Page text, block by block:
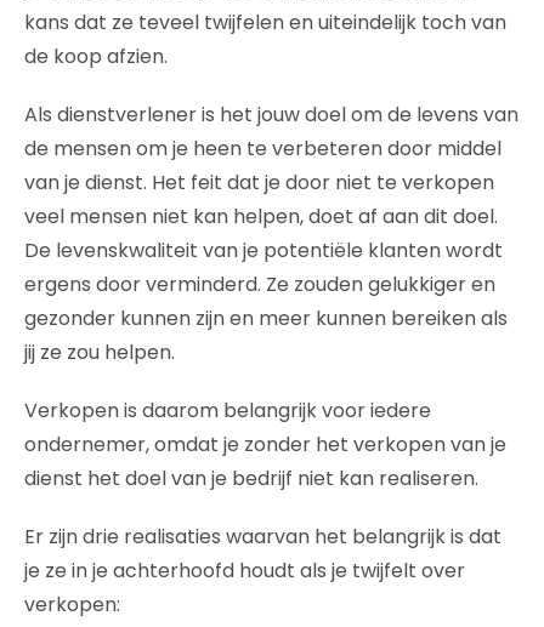
kans dat ze teveel twijfelen en uiteindelijk toch van
de koop afzien.
Als dienstverlener is het jouw doel om de levens van
de mensen om je heen te verbeteren door middel
van je dienst. Het feit dat je door niet te verkopen
veel mensen niet kan helpen, doet af aan dit doel.
De levenskwaliteit van je potentiële klanten wordt
ergens door verminderd. Ze zouden gelukkiger en
gezonder kunnen zijn en meer kunnen bereiken als
jij ze zou helpen.
Verkopen is daarom belangrijk voor iedere
ondernemer, omdat je zonder het verkopen van je
dienst het doel van je bedrijf niet kan realiseren.
Er zijn drie realisaties waarvan het belangrijk is dat
je ze in je achterhoofd houdt als je twijfelt over
verkopen: